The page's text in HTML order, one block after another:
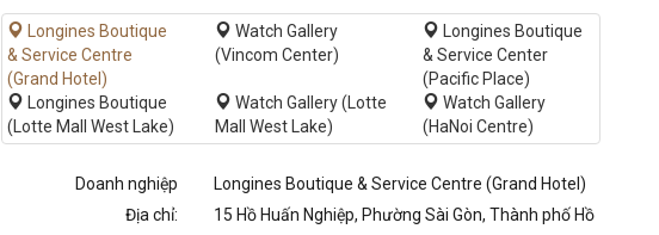
Longines Boutique
& Service Centre
(Grand Hotel)
Watch Gallery
(Vincom Center)
Longines Boutique
& Service Center
(Pacific Place)
Longines Boutique
(Lotte Mall West Lake)
Watch Gallery (Lotte
Mall West Lake)
Watch Gallery
(HaNoi Centre)
Doanh nghiệp
Longines Boutique & Service Centre (Grand Hotel)
Địa chỉ:
15 Hồ Huấn Nghiệp, Phường Sài Gòn, Thành phố Hồ